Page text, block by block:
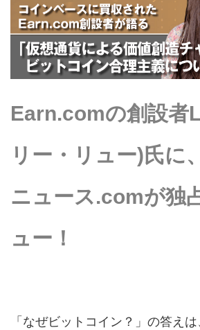
Earn.comの創設者
リー・リュー)氏に
ニュース.comが独
ュー！
「なぜビットコイン？」の答え